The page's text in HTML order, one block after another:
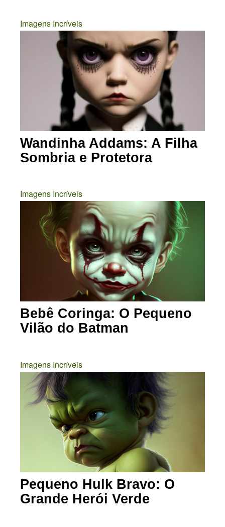
Imagens Incríveis
Wandinha Addams: A Filha
Sombria e Protetora
Imagens Incríveis
Bebê Coringa: O Pequeno
Vilão do Batman
Imagens Incríveis
Pequeno Hulk Bravo: O
Grande Herói Verde